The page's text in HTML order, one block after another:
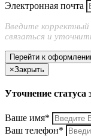
Электронная почта
Введите
связаться и
Перейти к
×Закрыть
Уточнение статуса
Ваше имя*
Ваш телефон*